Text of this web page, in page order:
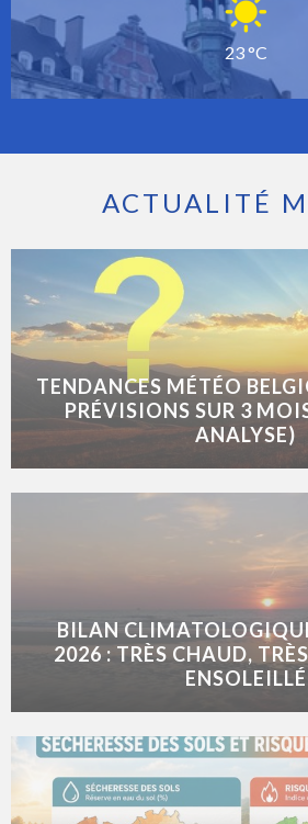
23 °C
ACTUALITÉ
TENDANCES MÉTÉO
PRÉVISIONS SUR 3
ANALYSE)
BILAN
2026 : TRÈS CHAUD,
ENSOLEILLÉ